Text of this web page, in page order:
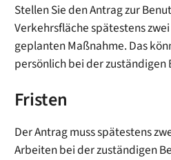
Stellen Sie den Antrag zur
Verkehrsfläche spätestens
geplanten Maßnahme. Das
persönlich bei der zuständigen
Fristen
Der Antrag muss spätestens
Arbeiten bei der zuständigen